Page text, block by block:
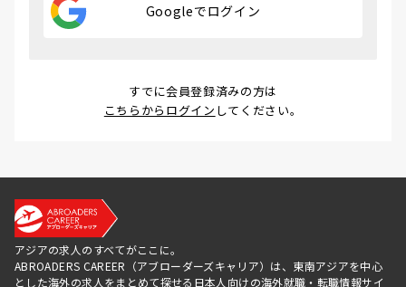
Googleでログイン
すでに会員登録済みの方は
こちらからログイン してください。
アジアの求人のすべてがここに。
ABROADERS CAREER（アブローダーズキャリア）は、東南アジアを中心
とした海外の求人をまとめて探せる日本人向けの海外就職・転職情報サイ